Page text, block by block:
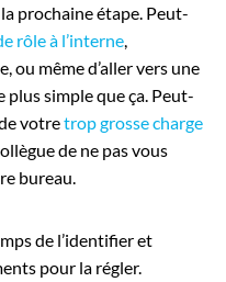
prochaine étape. Peut-
rôle à l’interne,
ou même d’aller vers une
simple que ça. Peut-
votretrop grosse charge
de ne pas vous
bureau.
de l’identifier et
pour la régler.